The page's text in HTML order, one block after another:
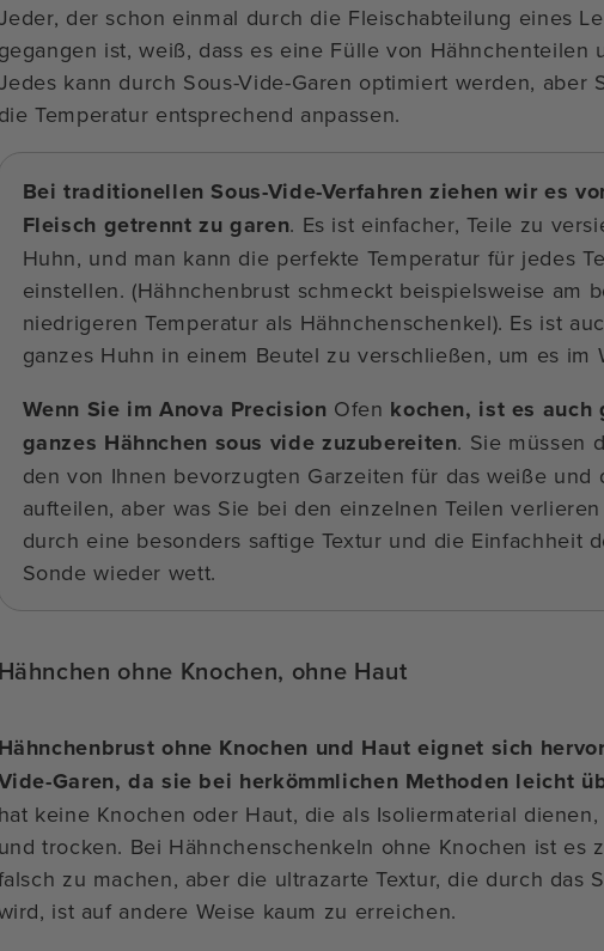
der schon einmal durch die Fleischabteilung eines
gegangen ist, weiß, dass es eine Fülle von Hähnchenteilen
kann durch Sous-Vide-Garen optimiert werden, aber
die Temperatur entsprechend anpassen.
Bei traditionellen Sous-Vide-Verfahren ziehen wir es
Fleisch getrennt zu garen. Es ist einfacher, Teile zu
Huhn, und man kann die perfekte Temperatur für jedes
einstellen. (Hähnchenbrust schmeckt beispielsweise am
niedrigeren Temperatur als Hähnchenschenkel). Es ist
ganzes Huhn in einem Beutel zu verschließen, um es im
Wenn Sie im Anova Precision Ofen kochen, ist es auch
ganzes Hähnchen sous vide zuzubereiten. Sie müssen
den von Ihnen bevorzugten Garzeiten für das weiße und
aufteilen, aber was Sie bei den einzelnen Teilen
durch eine besonders saftige Textur und die Einfachheit
Sonde wieder wett.
Hähnchen ohne Knochen, ohne Haut
Hähnchenbrust ohne Knochen und Haut eignet sich
Garen, da sie bei herkömmlichen Methoden leicht
hat keine Knochen oder Haut, die als Isoliermaterial
und trocken. Bei Hähnchenschenkeln ohne Knochen ist es
zu machen, aber die ultrazarte Textur, die durch das
ist auf andere Weise kaum zu erreichen.